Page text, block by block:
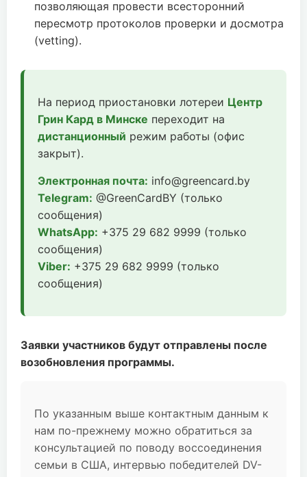
позволяющая провести всесторонний
пересмотр протоколов проверки и досмотра
(vetting).
На период приостановки лотереи Центр
Грин Кард в Минске переходит на
дистанционный режим работы (офис
закрыт).
Электронная почта: info@greencard.by
Telegram: @GreenCardBY (только
сообщения)
WhatsApp: +375 29 682 9999 (только
сообщения)
Viber: +375 29 682 9999 (только
сообщения)
Заявки участников будут отправлены после
возобновления программы.
По указанным выше контактным данным к
нам по-прежнему можно обратиться за
консультацией по поводу воссоединения
семьи в США, интервью победителей DV-